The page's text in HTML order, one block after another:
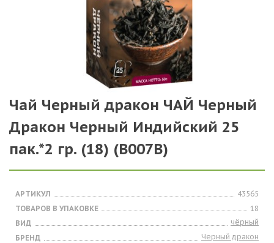
Чай Черный дракон ЧАЙ Черный
Дракон Черный Индийский 25
пак.*2 гр. (18) (B007В)
АРТИКУЛ
43565
ТОВАРОВ В УПАКОВКЕ
18
ВИД
чёрный
БРЕНД
Черный дракон